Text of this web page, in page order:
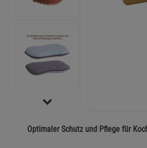
Optimaler Schutz und Pflege für